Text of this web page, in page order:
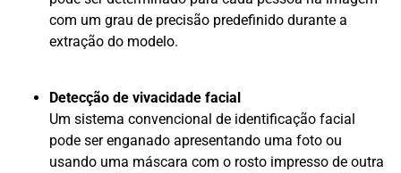
com um grau de precisão predefinido durante a
extração do modelo.
Detecção de vivacidade facial
Um sistema convencional de identificação facial
pode ser enganado apresentando uma foto ou
usando uma máscara com o rosto impresso de outra